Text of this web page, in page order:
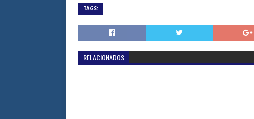
TAGS:
RELACIONADOS